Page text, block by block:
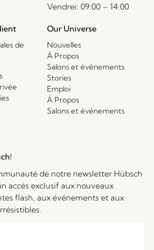
Vendrei: 09:00 – 14:00
de
Our Universe
Nouvelles
Á Propos
Salons et événements
Stories
Emploi
Á Propos
Salons et événements
de notre newsletter Hübsch
accès exclusif aux nouveaux
flash, aux événements et aux